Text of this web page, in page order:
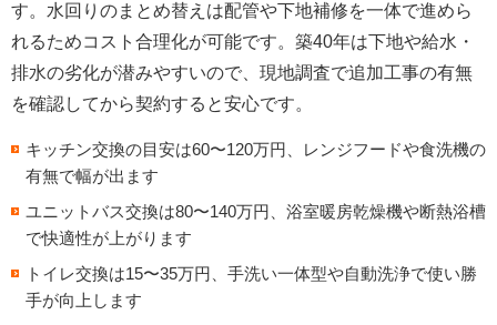
す。 水回りのまとめ替えは配管や下地補修を一体で進めら
れるためコスト合理化が可能です。築40年は下地や給水・
排水の劣化が潜みやすいので、 現地調査で追加工事の有無
を確認してから契約すると安心です。
キッチン交換の目安は60〜120万円、レンジフードや食洗機の
有無で幅が出ます
ユニットバス交換は80〜140万円、浴室暖房乾燥機や断熱浴槽
で快適性が上がります
トイレ交換は15〜35万円、手洗い一体型や自動洗浄で使い勝
手が向上します